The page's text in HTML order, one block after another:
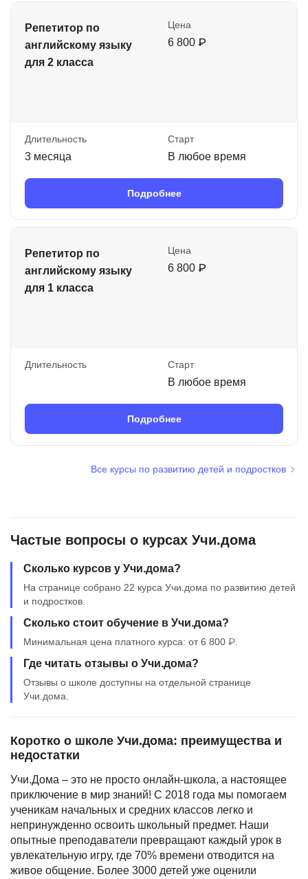
Репетитор по
английскому языку
для 2 класса
Цена
6 800 ₽
Длительность
3 месяца
Старт
В любое время
Подробнее
Репетитор по
английскому языку
для 1 класса
Цена
6 800 ₽
Длительность Старт
В любое время
Подробнее
Все курсы по развитию детей и подростков
Частые вопросы о курсах Учи.дома
Сколько курсов у Учи.дома?
На странице собрано 22 курса Учи.дома по развитию детей
и подростков.
Сколько стоит обучение в Учи.дома?
Минимальная цена платного курса: от 6 800 ₽.
Где читать отзывы о Учи.дома?
Отзывы о школе доступны на отдельной странице
Учи.дома.
Коротко о школе Учи.дома: преимущества и
недостатки
Учи.Дома – это не просто онлайн-школа, а настоящее
приключение в мир знаний! С 2018 года мы помогаем
ученикам начальных и средних классов легко и
непринужденно освоить школьный предмет. Наши
опытные преподаватели превращают каждый урок в
увлекательную игру, где 70% времени отводится на
живое общение. Более 3000 детей уже оценили